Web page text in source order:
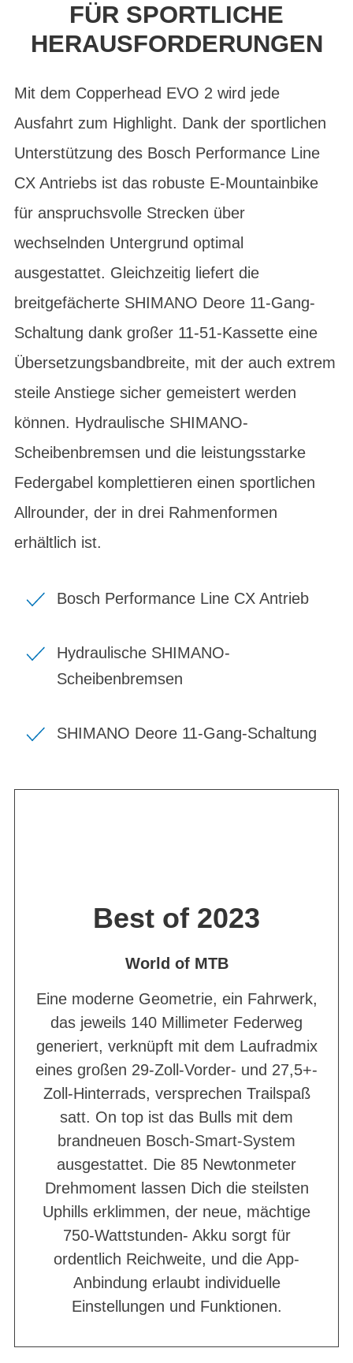
FÜR SPORTLICHE
HERAUSFORDERUNGEN
Mit dem Copperhead EVO 2 wird jede
Ausfahrt zum Highlight. Dank der sportlichen
Unterstützung des Bosch Performance Line
CX Antriebs ist das robuste E-Mountainbike
für anspruchsvolle Strecken über
wechselnden Untergrund optimal
ausgestattet. Gleichzeitig liefert die
breitgefächerte SHIMANO Deore 11-Gang-
Schaltung dank großer 11-51-Kassette eine
Übersetzungsbandbreite, mit der auch extrem
steile Anstiege sicher gemeistert werden
können. Hydraulische SHIMANO-
Scheibenbremsen und die leistungsstarke
Federgabel komplettieren einen sportlichen
Allrounder, der in drei Rahmenformen
erhältlich ist.
Bosch Performance Line CX Antrieb
Hydraulische SHIMANO-
Scheibenbremsen
SHIMANO Deore 11-Gang-Schaltung
Best of 2023
World of MTB
Eine moderne Geometrie, ein Fahrwerk,
das jeweils 140 Millimeter Federweg
generiert, verknüpft mit dem Laufradmix
eines großen 29-Zoll-Vorder- und 27,5+-
Zoll-Hinterrads, versprechen Trailspaß
satt. On top ist das Bulls mit dem
brandneuen Bosch-Smart-System
ausgestattet. Die 85 Newtonmeter
Drehmoment lassen Dich die steilsten
Uphills erklimmen, der neue, mächtige
750-Wattstunden- Akku sorgt für
ordentlich Reichweite, und die App-
Anbindung erlaubt individuelle
Einstellungen und Funktionen.